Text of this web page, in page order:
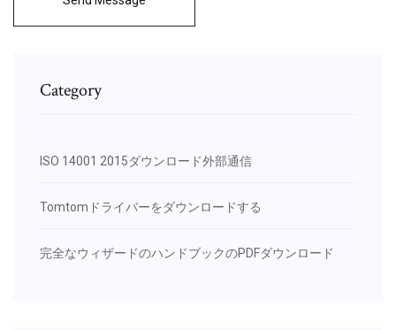
Category
ISO 14001 2015ダウンロード外部通信
Tomtomドライバーをダウンロードする
完全なウィザードのハンドブックのPDFダウンロード